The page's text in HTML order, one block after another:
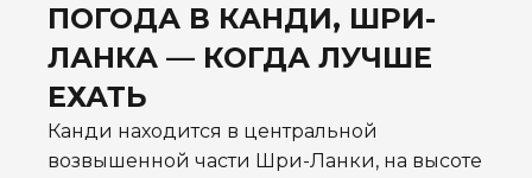
ПОГОДА В КАНДИ, ШРИ-
ЛАНКА — КОГДА ЛУЧШЕ
ЕХАТЬ
Канди находится в центральной
возвышенной части Шри-Ланки, на высоте